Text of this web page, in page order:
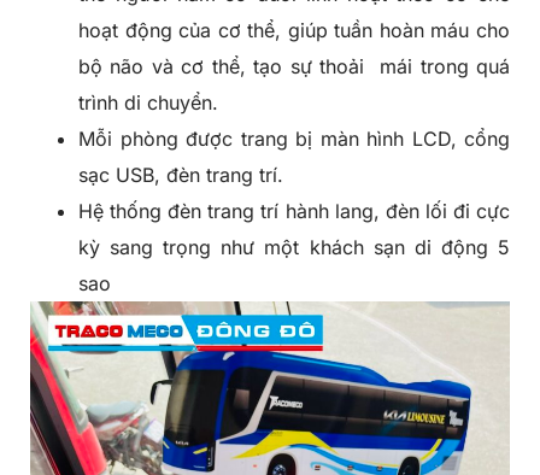
hoạt động của cơ thể, giúp tuần hoàn máu cho
bộ não và cơ thể, tạo sự thoải mái trong quá
trình di chuyển.
Mỗi phòng được trang bị màn hình LCD, cổng
sạc USB, đèn trang trí.
Hệ thống đèn trang trí hành lang, đèn lối đi cực
kỳ sang trọng như một khách sạn di động 5
sao